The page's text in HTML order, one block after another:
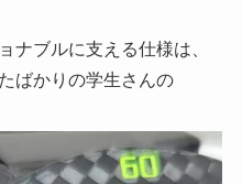
ナブルに支える仕様は、
ばかりの学生さんの